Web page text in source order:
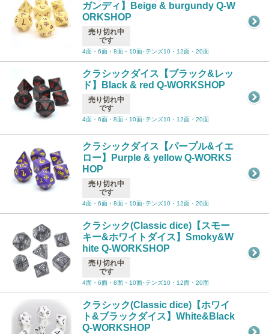
ガンディ】Beige & burgundy Q-W
ORKSHOP
売り切れ中
です
4面・6面・8面・10面･テンズ10・12面・20面
クラシックダイス【ブラック&レッ
ド】Black & red Q-WORKSHOP
売り切れ中
です
4面・6面・8面・10面･テンズ10・12面・20面
クラシックダイス【パープル&イエ
ロー】Purple & yellow Q-WORKS
HOP
売り切れ中
です
4面・6面・8面・10面･テンズ10・12面・20面
クラシック(Classic dice)【スモー
キー&ホワイトダイス】Smoky&W
hite Q-WORKSHOP
売り切れ中
です
4面・6面・8面・10面･テンズ10・12面・20面
クラシック(Classic dice)【ホワイ
ト&ブラックダイス】White&Black
Q-WORKSHOP